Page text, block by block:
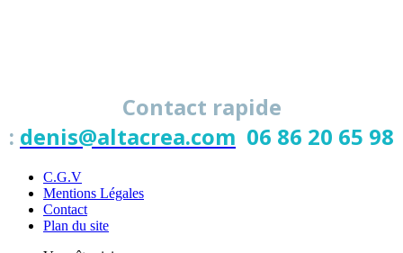
Contact rapide
: denis@altacrea.com 06 86 20 65 98
C.G.V
Mentions Légales
Contact
Plan du site